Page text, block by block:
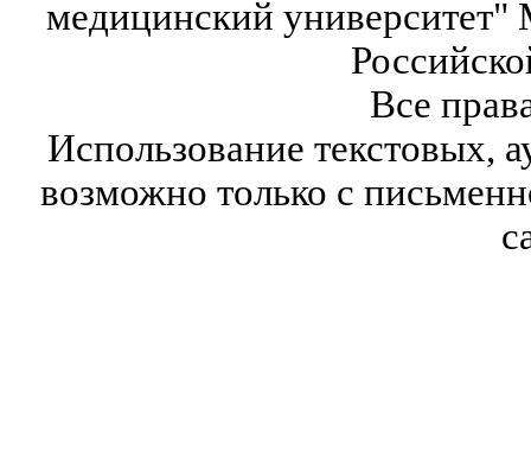
медицинский университет"
Все
Использование текстовых,
возможно только с